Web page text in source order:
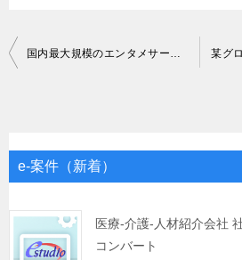
投
ゲ
シ
ョ
国内最大規模のエンタメサービス展開企業におけるサーバーエンジニア
e-案件（新着）
医療-介護-人材紹介会社
コンバート